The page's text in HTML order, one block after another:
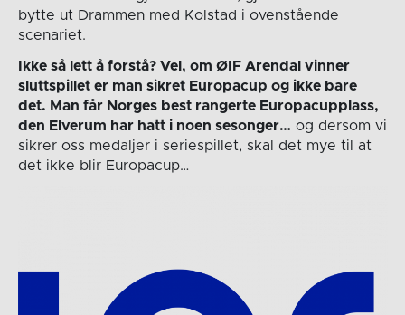
bytte ut Drammen med Kolstad i ovenstående
scenariet.
Ikke så lett å forstå? Vel, om ØIF Arendal vinner
sluttspillet er man sikret Europacup og ikke bare
det. Man får Norges best rangerte Europacupplass,
den Elverum har hatt i noen sesonger… og dersom vi
sikrer oss medaljer i seriespillet, skal det mye til at
det ikke blir Europacup…